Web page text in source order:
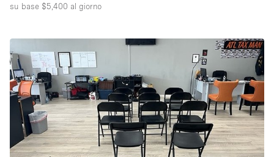
su base $5,400 al giorno